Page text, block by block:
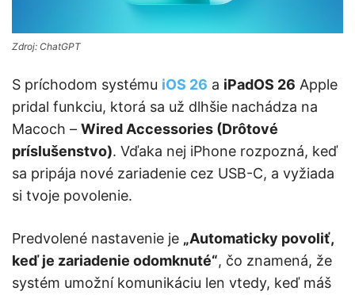
Zdroj: ChatGPT
S príchodom systému iOS 26 a iPadOS 26 Apple
pridal funkciu, ktorá sa už dlhšie nachádza na
Macoch – Wired Accessories (Drôtové
príslušenstvo). Vďaka nej iPhone rozpozná, keď
sa pripája nové zariadenie cez USB-C, a vyžiada
si tvoje povolenie.
Predvolené nastavenie je „Automaticky povoliť,
keď je zariadenie odomknuté“, čo znamená, že
systém umožní komunikáciu len vtedy, keď máš